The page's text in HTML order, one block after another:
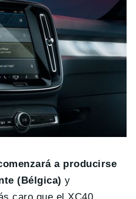
a producirse
(Bélgica) y